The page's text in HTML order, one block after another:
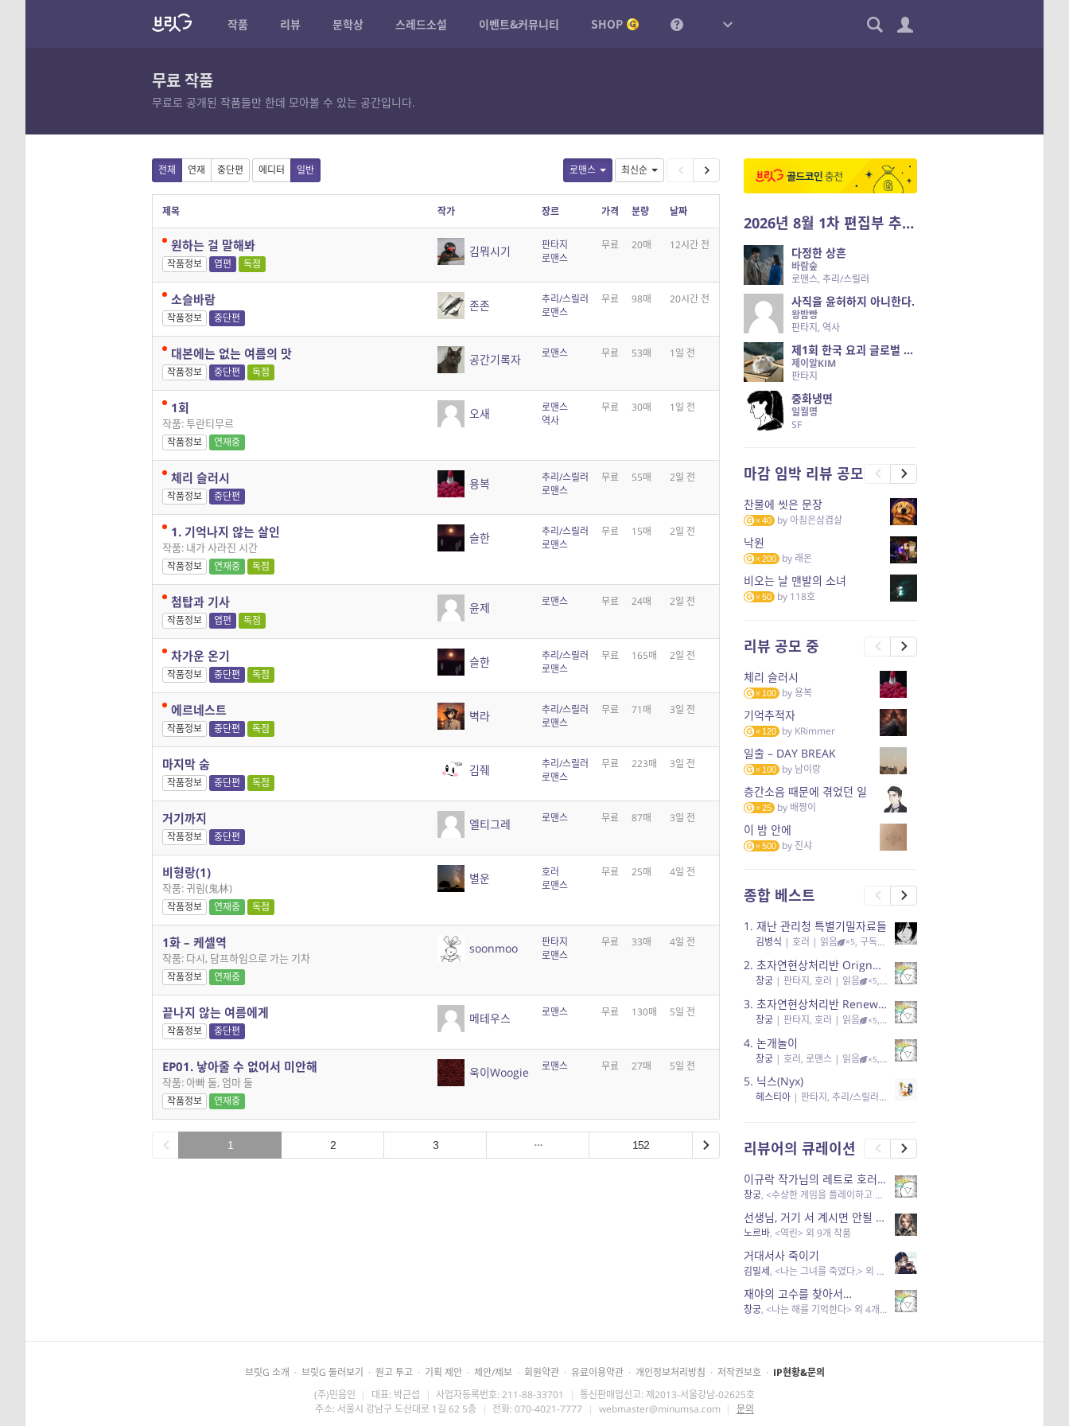
작품 리뷰 문학상 스레드소설 이벤트&커뮤니티 SHOP
무료 작품
무료로 공개된 작품들만 한데 모아볼 수 있는 공간입니다.
로맨스 최신순
전체 연재 중단편 에디터 일반
제목 작가 장르 가격 분량 날짜
원하는 걸 말해봐
작품정보 엽편 독점
김뭐시기
판타지
로맨스
무료 20매 12시간 전
소슬바람
작품정보 중단편
존존
추리/스릴러
로맨스
무료 98매 20시간 전
대본에는 없는 여름의 맛
작품정보 중단편 독점
공간기록자 로맨스 무료 53매 1일 전
1회
작품: 투란티무르
작품정보 연재중
오새
로맨스
역사
무료 30매 1일 전
체리 슬러시
작품정보 중단편
용복
추리/스릴러
로맨스
무료 55매 2일 전
1. 기억나지 않는 살인
작품: 내가 사라진 시간
작품정보 연재중 독점
슬한
추리/스릴러
로맨스
무료 15매 2일 전
첨탑과 기사
작품정보 엽편 독점
윤제 로맨스 무료 24매 2일 전
차가운 온기
작품정보 중단편 독점
슬한
추리/스릴러
로맨스
무료 165매 2일 전
에르네스트
작품정보 중단편 독점
벽라
추리/스릴러
로맨스
무료 71매 3일 전
마지막 숨
작품정보 중단편 독점
김줴
추리/스릴러
로맨스
무료 223매 3일 전
거기까지
작품정보 중단편
엘티그레 로맨스 무료 87매 3일 전
비형랑(1)
작품: 귀림(鬼林)
작품정보 연재중 독점
별운
호러
로맨스
무료 25매 4일 전
1화 – 케셀역
작품: 다시, 담프하임으로 가는 기차
작품정보 연재중
soonmoo
판타지
로맨스
무료 33매 4일 전
끝나지 않는 여름에게
작품정보 중단편
메테우스 로맨스 무료 130매 5일 전
EP01. 낳아줄 수 없어서 미안해
작품: 아빠 둘, 엄마 둘
작품정보 연재중
욱이Woogie 로맨스 무료 27매 5일 전
1 2 3 152
2026년 8월 1차 편집부 추천작
다정한 상흔
바람숲
로맨스, 추리/스릴러
사직을 윤허하지 아니한다.
왕밤빵
판타지, 역사
제1회 한국 요괴 글로벌 진출 공개 오디션 시즌 2 — 나는 요괴다
제이알KIM
판타지
중화냉면
일월명
SF
마감 임박 리뷰 공모
찬물에 씻은 문장
40 by 아침은삼겹살
낙원
200 by 래온
비오는 날 맨발의 소녀
50 by 118호
리뷰 공모 중
체리 슬러시
100 by용복
기억추적자
120 by KRimmer
일출 – DAY BREAK
100 by 남이랑
층간소음 때문에 겪었던 일
25 by 배짱이
이 밤 안에
500 by 진샤
종합 베스트
1. 재난 관리청 특별기밀자료들
김병식 | 호러 | 읽음 ×5, 구독 , 응원95, 리뷰3
2. 초자연현상처리반 Orignal + True Ending
창궁 | 판타지, 호러 | 읽음 ×5, 구독 , 응원6
3. 초자연현상처리반 Renewal
창궁 | 판타지, 호러 | 읽음 ×5, 구독 , 응원82, 리뷰4
4. 논개놀이
창궁 | 호러, 로맨스 | 읽음 ×5, 공감11, 응원25
5. 닉스(Nyx)
헤스티아 | 판타지, 추리/스릴러| 읽음
리뷰어의 큐레이션
이규락 작가님의 레트로 호러 리뷰
창궁, <수상한 게임을 플레이하고 있어> 외 3개 작품
선생님, 거기 서 계시면 안될 것 같은데요-역할 클리셰를 비튼 작품들
노르바, <역린> 외 9개 작품
거대서사 죽이기
김밀세, <나는 그녀를 죽였다.> 외 1개 작품
재야의 고수를 찾아서…
창궁, <나는 해를 기억한다> 외 4개 작품
브릿G 소개 · 브릿G 둘러보기 · 원고 투고 · 기획 제안 · 제안/제보 · 회원약관 · 유료이용약관 · 개인정보처리방침 · 저작권보호 · IP현황&문의
(주)민음인 | 대표: 박근섭 | 사업자등록번호: 211-88-33701 | 통신판매업신고: 제2013-서울강남-02625호
주소: 서울시 강남구 도산대로 1길 62 5층 | 전화: 070-4021-7777 | webmaster@minumsa.com | 문의